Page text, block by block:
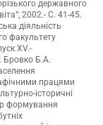
державного
2002.- С. 41-45.
діяльність
факультету
XV.-
Бровко Б.А.
працями
історичні
формування